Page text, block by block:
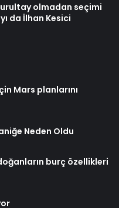
olmadan seçimi
da İlhan Kesici
Mars planlarını
Neden Oldu
burç özellikleri